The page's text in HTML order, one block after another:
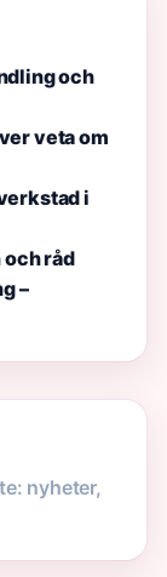
och
veta om
i
och råd
–
nyheter,